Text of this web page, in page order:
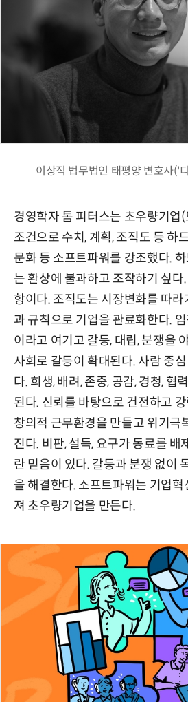
이상직 법무법인 태평양 변호사('
경영학자 톰 피터스는 초우량기업(
조건으로 수치, 계획, 조직도 등 하
문화 등 소프트파워를 강조했다.
는 환상에 불과하고 조작하기 싶다
항이다. 조직도는 시장변화를 따라
과 규칙으로 기업을 관료화한다.
이라고 여기고 갈등, 대립, 분쟁을
사회로 갈등이 확대된다. 사람 중
다. 희생, 배려, 존중, 공감, 경청, 협
된다. 신뢰를 바탕으로 건전하고
창의적 근무환경을 만들고 위기극
진다. 비판, 설득, 요구가 동료를 배
란 믿음이 있다. 갈등과 분쟁 없이
을 해결한다. 소프트파워는 기업혁
져 초우량기업을 만든다.